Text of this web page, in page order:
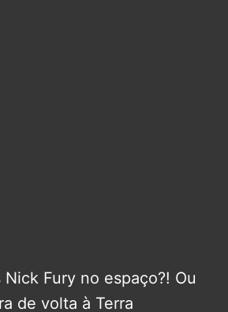
Nick Fury no espaço?! Ou
de volta à Terra